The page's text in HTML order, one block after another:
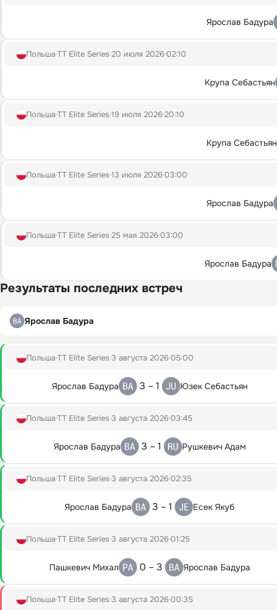
Ярослав Бадура
ПольшаTT Elite Series 20 июля 202602:10
Крупа Себастьян
ПольшаTT Elite Series 19 июля 202620:10
Крупа Себастьян
ПольшаTT Elite Series 13 июля 202603:00
Ярослав Бадура
ПольшаTT Elite Series 25 мая 202603:00
Ярослав Бадура
Результаты последних встреч
Ярослав Бадура
ПольшаTT Elite Series 3 августа 202605:00
Ярослав Бадура 3 – 1 Юзек Себастьян
ПольшаTT Elite Series 3 августа 202603:45
Ярослав Бадура 3 – 1 Рушкевич Адам
ПольшаTT Elite Series 3 августа 202602:35
Ярослав Бадура 3 – 1 Есек Якуб
ПольшаTT Elite Series 3 августа 202601:25
Пашкевич Михал 0 – 3 Ярослав Бадура
ПольшаTT Elite Series 3 августа 202600:35